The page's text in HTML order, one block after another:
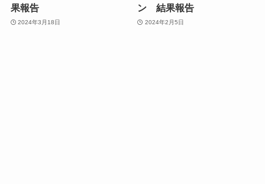
果報告
2024年3月18日
ン 結果報告
2024年2月5日